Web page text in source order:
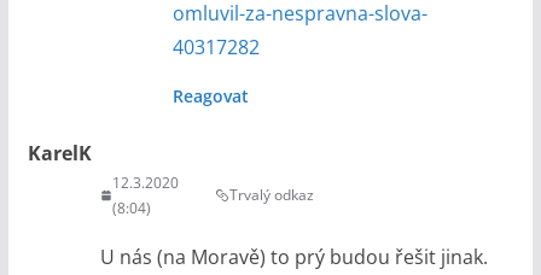
omluvil-za-nespravna-slova-
40317282
Reagovat
KarelK
12.3.2020
(8:04)
Trvalý odkaz
U nás (na Moravě) to prý budou řešit jinak.